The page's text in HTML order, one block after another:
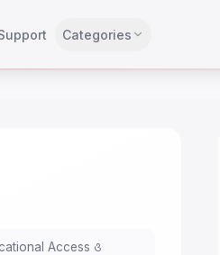
Categories
Access ও